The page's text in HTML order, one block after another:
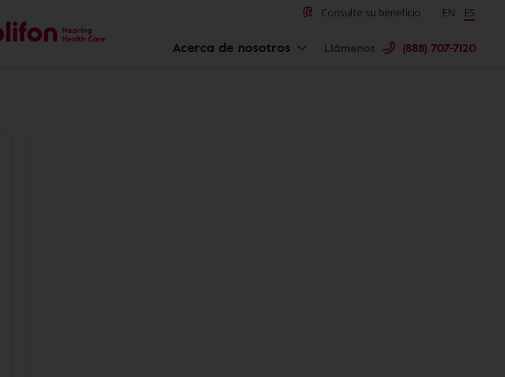
Consulte su beneficio Change
EN ES
Acerca de nosotros Llámenos (888) 707-7120